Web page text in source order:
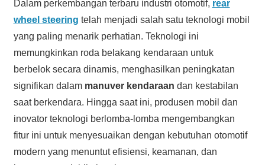
Dalam perkembangan terbaru industri otomotif, rear
wheel steering telah menjadi salah satu teknologi mobil
yang paling menarik perhatian. Teknologi ini
memungkinkan roda belakang kendaraan untuk
berbelok secara dinamis, menghasilkan peningkatan
signifikan dalam manuver kendaraan dan kestabilan
saat berkendara. Hingga saat ini, produsen mobil dan
inovator teknologi berlomba-lomba mengembangkan
fitur ini untuk menyesuaikan dengan kebutuhan otomotif
modern yang menuntut efisiensi, keamanan, dan